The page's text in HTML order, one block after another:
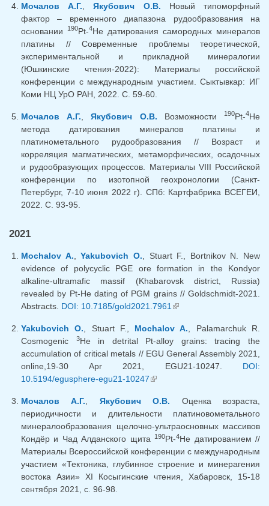
Мочалов А.Г. ,Якубович О.В. Новый типоморфный
фактор – временного диапазона рудообразования на
основании
190Pt-4He датирования самородных минералов
платины // Современные проблемы теоретической,
экспериментальной и прикладной минералогии
(Юшкинские чтения-2022): Материалы российской
конференции с международным участием. Сыктывкар: ИГ
Коми НЦ УрО РАН, 2022. С. 59-60.
Мочалов А.Г. ,Якубович О.В. Возможности190Pt-4He
метода датирования минералов платины и
платинометального рудообразования // Возраст и
корреляция магматических, метаморфических, осадочных
и рудообразующих процессов. Материалы VIII Российской
конференции по изотопной геохронологии (Санкт-
Петербург, 7-10 июня 2022 г). СПб: Картфабрика ВСЕГЕИ,
2022. С. 93-95.
2021
Mochalov A.,Yakubovich O., Stuart F., Bortnikov N. New
evidence of polycyclic PGE ore formation in the Kondyor
alkaline-ultramafic massif (Khabarovsk district, Russia)
revealed by Pt-He dating of PGM grains // Goldschmidt-2021.
Abstracts. DOI: 10.7185/gold2021.7961(link is external)
Yakubovich O., Stuart F., Mochalov A., Palamarchuk R.
Cosmogenic
3He in detrital Pt-alloy grains: tracing the
accumulation of critical metals // EGU General Assembly 2021,
online,19-30 Apr 2021, EGU21-10247. DOI:
10.5194/egusphere-egu21-10247(link is external)
Мочалов А.Г., Якубович О.В. Оценка возраста,
периодичности и длительности платиновометального
минералообразования щелочно-ультраосновных массивов
Кондёр и Чад Алданского щита190Pt-4He датированием //
Материалы Всероссийской конференции с международным
участием «Тектоника, глубинное строение и минерагения
востока Азии» XI Косыгинские чтения, Хабаровск, 15-18
сентября 2021, c. 96-98.